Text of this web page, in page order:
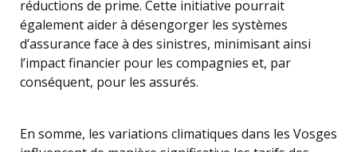
réductions de prime. Cette initiative pourrait
également aider à désengorger les systèmes
d’assurance face à des sinistres, minimisant ainsi
l’impact financier pour les compagnies et, par
conséquent, pour les assurés.
En somme, les variations climatiques dans les Vosges